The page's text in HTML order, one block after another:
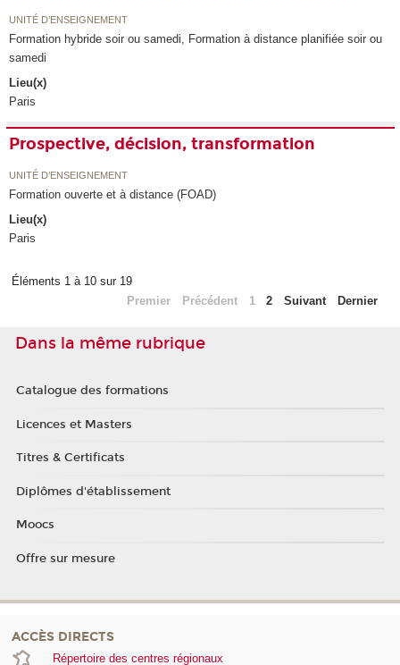
UNITÉ D’ENSEIGNEMENT
Formation hybride soir ou samedi, Formation à distance planifiée soir ou
samedi
Lieu(x)
Paris
Prospective, décision, transformation
UNITÉ D’ENSEIGNEMENT
Formation ouverte et à distance (FOAD)
Lieu(x)
Paris
Éléments 1 à 10 sur 19
Premier
Précédent 1 2 Suivant Dernier
Dans la même rubrique
Catalogue des formations
Licences et Masters
Titres & Certificats
Diplômes d'établissement
Moocs
Offre sur mesure
ACCÈS DIRECTS
Répertoire des centres régionaux